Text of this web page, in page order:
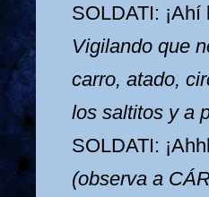
SOLDATI:
Vigilando que
carro, atado,
los saltitos y a
SOLDATI:
(observa a